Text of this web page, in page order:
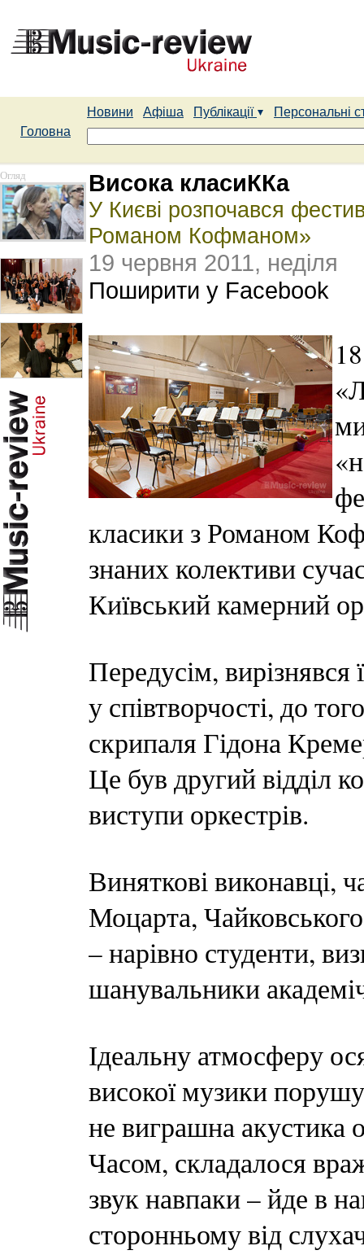
Новини Афіша Публікації
Персональні
Головна
Огляд Висока класиККа
У Києві розпочався
Романом Кофманом»
19 червня 2011, неділя
Поширити у Facebook
класики з Романом
знаних колективи
Київський камерний
Передусім,
у співтворчості, до
скрипаля Гідона
Це був другий відділ
виступи оркестрів.
Виняткові виконавці,
Моцарта,
– нарівно студенти,
шанувальники
Ідеальну атмосферу
високої музики
не виграшна акустика
Часом, складалося
звук навпаки – йде в
сторонньому від